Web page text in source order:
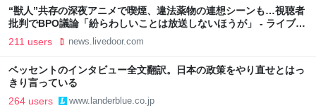
“獣人”共存の深夜アニメで喫煙、違法薬物の連想シーンも…視聴者
批判でBPO議論「紛らわしいことは放送しないほうが」 - ライブド
アニュース
211 users news.livedoor.com
ベッセントのインタビュー全文翻訳。日本の政策をやり直せとはっ
きり言っている
264 users www.landerblue.co.jp